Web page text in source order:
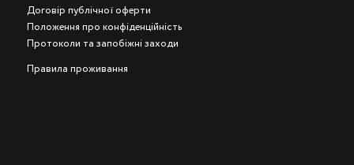
Договір публічної оферти
Положення про конфіденційність
Протоколи та запобіжні заходи
Правила проживання